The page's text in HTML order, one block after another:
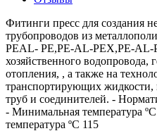
Фитинги пресс для создания
трубопроводов из
PEAL- PE,PE-AL-PEX,PE-AL-
хозяйственного водопровода,
отопления, , а также на
транспортирующих жидкости,
труб и соединителей. -
- Минимальная температура
температура ºС 115